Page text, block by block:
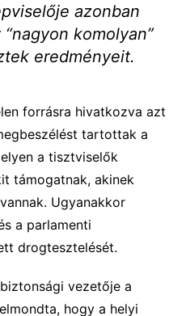
azonban
komolyan”
eredményeit.
forrásra hivatkozva azt
tartottak a
a tisztviselők
támogatnak, akinek
Ugyanakkor
a parlamenti
drogtesztelését.
vezetője a
hogy a helyi